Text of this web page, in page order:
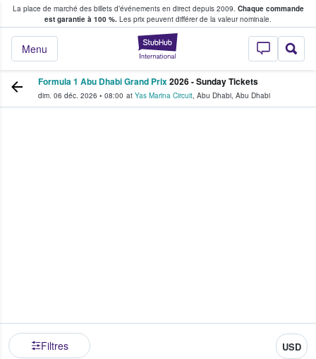
La place de marché des billets d’événements en direct depuis 2009. Chaque commande
est garantie à 100 %. Les prix peuvent différer de la valeur nominale.
StubHub - Où
Menu
fans achètent et vendent des billets
Formula 1 Abu Dhabi Grand Prix2026 - Sunday Tickets
dim. 06 déc. 2026 • 08:00 at Yas Marina Circuit, Abu Dhabi, Abu Dhabi
Filtres USD